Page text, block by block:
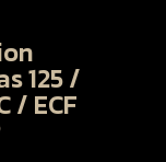
125 /
/ ECF